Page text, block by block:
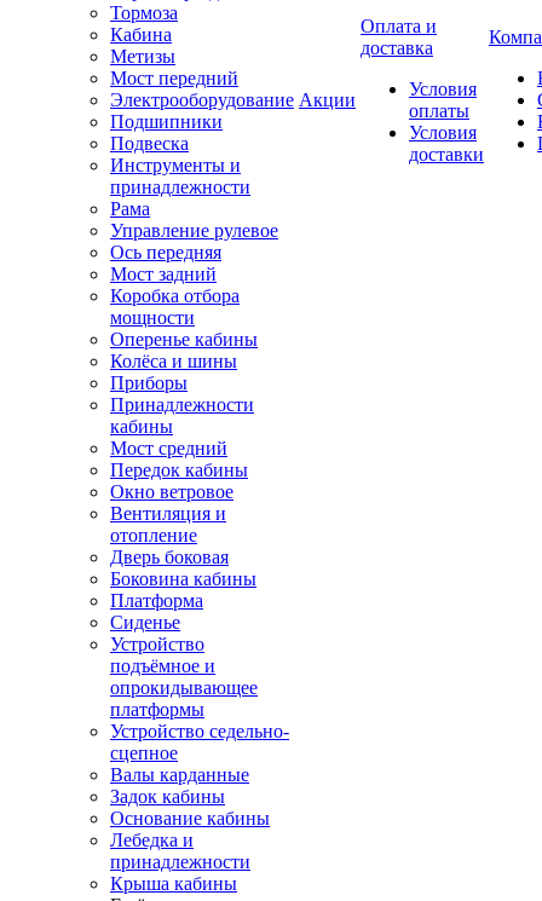
Тормоза
Кабина
Метизы
Мост передний
Электрооборудование
Подшипники
Подвеска
Инструменты и
принадлежности
Рама
Управление рулевое
Ось передняя
Мост задний
Коробка отбора
мощности
Оперенье кабины
Колёса и шины
Приборы
Принадлежности
кабины
Мост средний
Передок кабины
Окно ветровое
Вентиляция и
отопление
Дверь боковая
Боковина кабины
Платформа
Сиденье
Устройство
подъёмное и
опрокидывающее
платформы
Устройство седельно-
сцепное
Валы карданные
Задок кабины
Основание кабины
Лебедка и
принадлежности
Крыша кабины
Акции
Оплата и
доставка
Условия
оплаты
Условия
доставки